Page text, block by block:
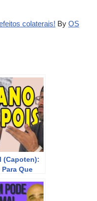
colaterais! By OS
(Capoten):
Para Que